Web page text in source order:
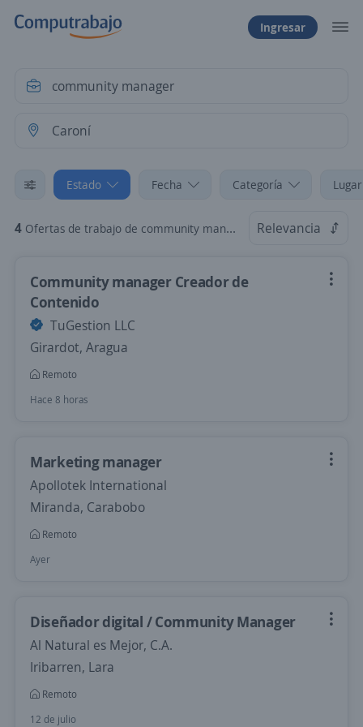
Ingresar
Estado Fecha Categoría
4 Ofertas de trabajo de community manager en Caroní, Bolívar Relevancia
Community manager Creador de
Contenido
TuGestion LLC
Girardot, Aragua
Remoto
Hace 8 horas
Marketing manager
Apollotek International
Miranda, Carabobo
Remoto
Ayer
Diseñador digital / Community Manager
Al Natural es Mejor, C.A.
Iribarren, Lara
Remoto
12 de julio